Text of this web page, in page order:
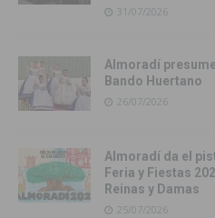
31/07/2026
Almoradí
Bando Huertano
26/07/2026
Almoradí da el
Feria y Fiestas
Reinas y Damas
25/07/2026